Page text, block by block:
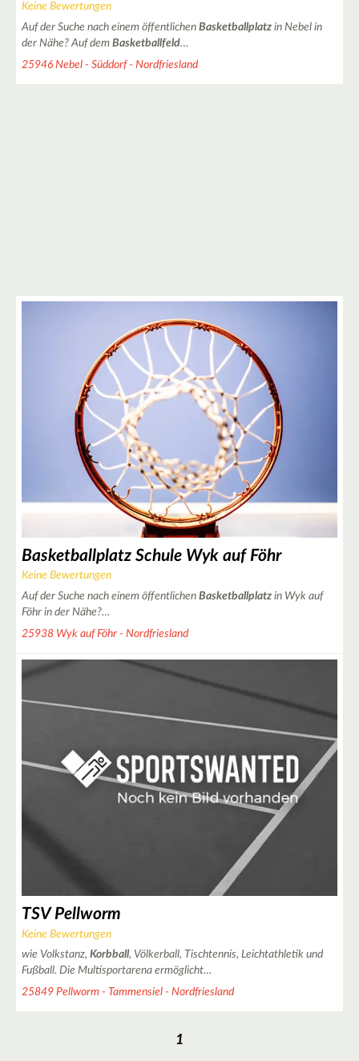
Keine Bewertungen
Auf der Suche nach einem öffentlichen Basketballplatz in Nebel in
der Nähe? Auf dem Basketballfeld…
25946 Nebel - Süddorf - Nordfriesland
Basketballplatz Schule Wyk auf Föhr
Keine Bewertungen
Auf der Suche nach einem öffentlichen Basketballplatz in Wyk auf
Föhr in der Nähe?…
25938 Wyk auf Föhr - Nordfriesland
TSV Pellworm
Keine Bewertungen
wie Volkstanz, Korbball, Völkerball, Tischtennis, Leichtathletik und
Fußball. Die Multisportarena ermöglicht…
25849 Pellworm - Tammensiel - Nordfriesland
1
2